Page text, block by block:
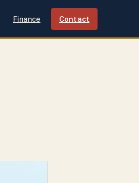
Finance Contact